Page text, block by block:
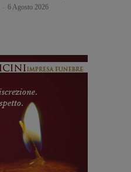
6 Agosto 2026